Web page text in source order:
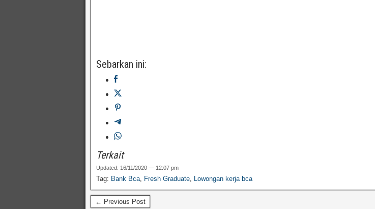
Sebarkan ini:
Terkait
Updated: 16/11/2020 — 12:07 pm
Tag: Bank Bca, Fresh Graduate, Lowongan kerja bca
← Previous Post